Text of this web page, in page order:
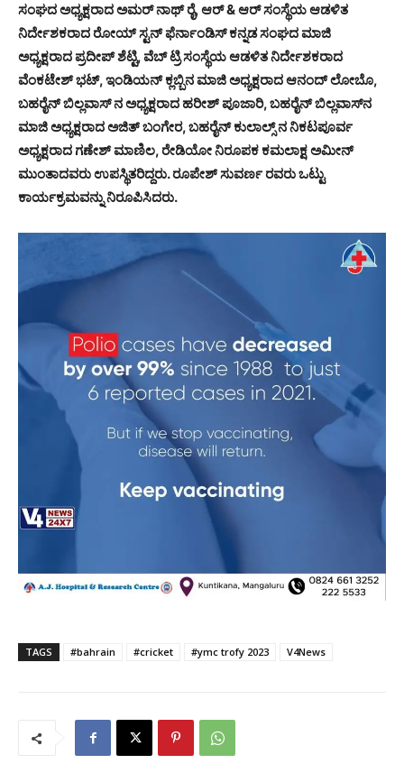
ಸಂಘದ ಅಧ್ಯಕ್ಷರಾದ ಅಮರ್ ನಾಥ್ ರೈ, ಆರ್ & ಆರ್ ಸಂಸ್ಥೆಯ ಆಡಳಿತ
ನಿರ್ದೇಶಕರಾದ ರೋಯ್ ಸ್ಟನ್ ಫೆರ್ನಾಂಡಿಸ್ ಕನ್ನಡ ಸಂಘದ ಮಾಜಿ
ಅಧ್ಯಕ್ಷರಾದ ಪ್ರದೀಪ್ ಶೆಟ್ಟಿ, ವೆಬ್ ಟ್ರಿ ಸಂಸ್ಥೆಯ ಆಡಳಿತ ನಿರ್ದೇಶಕರಾದ
ವೆಂಕಟೇಶ್ ಭಟ್, ಇಂಡಿಯನ್ ಕ್ಲಬ್ಬಿನ ಮಾಜಿ ಅಧ್ಯಕ್ಷರಾದ ಆನಂದ್ ಲೋಬೊ,
ಬಹರೈನ್ ಬಿಲ್ಲವಾಸ್ ನ ಅಧ್ಯಕ್ಷರಾದ ಹರೀಶ್ ಪೂಜಾರಿ, ಬಹರೈನ್ ಬಿಲ್ಲವಾಸ್‍ನ
ಮಾಜಿ ಅಧ್ಯಕ್ಷರಾದ ಅಜಿತ್ ಬಂಗೇರ, ಬಹರೈನ್ ಕುಲಾಲ್ಸ್ ನ ನಿಕಟಪೂರ್ವ
ಅಧ್ಯಕ್ಷರಾದ ಗಣೇಶ್ ಮಾಣಿಲ, ರೇಡಿಯೋ ನಿರೂಪಕ ಕಮಲಾಕ್ಷ ಅಮೀನ್
ಮುಂತಾದವರು ಉಪಸ್ಥಿತರಿದ್ದರು. ರೂಪೇಶ್ ಸುವರ್ಣ ರವರು ಒಟ್ಟು
ಕಾರ್ಯಕ್ರಮವನ್ನು ನಿರೂಪಿಸಿದರು.
TAGS #bahrain #cricket #ymc trofy 2023 V4News